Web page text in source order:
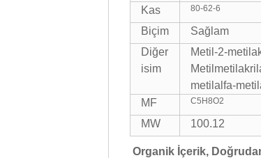
Kas 80-62-6
Biçim
Sağlam
Diğer
isim
Metil-2-
metilalfa-
MF
C5H8O2
MW 100.12
Organik İçerik,